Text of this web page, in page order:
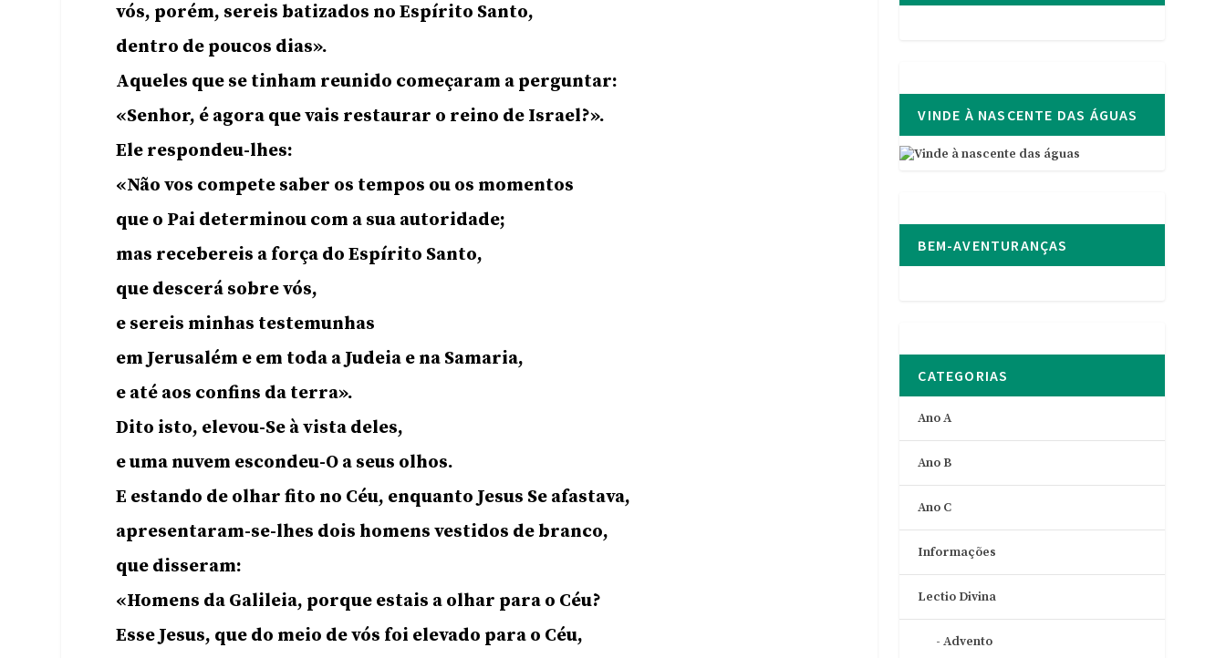
vós, porém, sereis batizados no Espírito Santo,
dentro de poucos dias».
Aqueles que se tinham reunido começaram a perguntar:
«Senhor, é agora que vais restaurar o reino de Israel?».
Ele respondeu-lhes:
«Não vos compete saber os tempos ou os momentos
que o Pai determinou com a sua autoridade;
mas recebereis a força do Espírito Santo,
que descerá sobre vós,
e sereis minhas testemunhas
em Jerusalém e em toda a Judeia e na Samaria,
e até aos confins da terra».
Dito isto, elevou-Se à vista deles,
e uma nuvem escondeu-O a seus olhos.
E estando de olhar fito no Céu, enquanto Jesus Se afastava,
apresentaram-se-lhes dois homens vestidos de branco,
que disseram:
«Homens da Galileia, porque estais a olhar para o Céu?
Esse Jesus, que do meio de vós foi elevado para o Céu,
VINDE À NASCENTE DAS ÁGUAS
BEM-AVENTURANÇAS
CATEGORIAS
Ano A
Ano B
Ano C
Informações
Lectio Divina
Advento